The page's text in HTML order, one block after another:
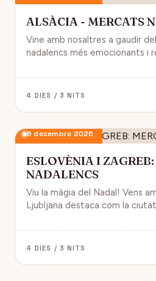
ALSÀCIA - MERCATS
Vine amb nosaltres a gaudir
nadalencs més emocionants i
4 DIES / 3 NITS
6 desembre 2026
ESLOVÈNIA I
NADALENCS
Viu la màgia del Nadal! Vens
Ljubljana destaca com la
destinacions nadalenques
4 DIES / 3 NITS